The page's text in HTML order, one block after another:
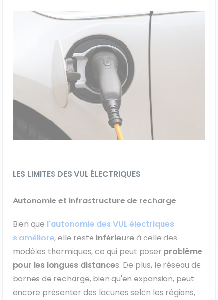
LES LIMITES DES VUL ÉLECTRIQUES
Autonomie et infrastructure de recharge
Bien que l'autonomie des VUL électriques
s'améliore, elle reste inférieureà celle des
modèles thermiques, ce qui peut poser problème
pour les longues distances. De plus, le réseau de
bornes de recharge, bien qu'en expansion, peut
encore présenter des lacunes selon les régions,